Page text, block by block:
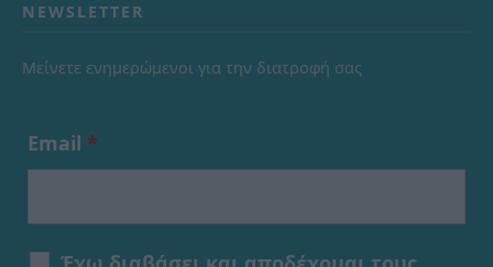
NEWSLETTER
Μείνετε ενημερώμενοι για την διατροφή σας
Email *